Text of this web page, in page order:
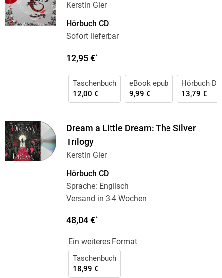
Kerstin Gier
Hörbuch CD
Sofort lieferbar
12,95 €*
Taschenbuch
12,00 €
eBook epub
9,99 €
Hörbuch
13,79 €
Dream a Little Dream: The Silver
Trilogy
Kerstin Gier
Hörbuch CD
Sprache: Englisch
Versand in 3-4 Wochen
48,04 €*
Ein weiteres Format
Taschenbuch
18,99 €